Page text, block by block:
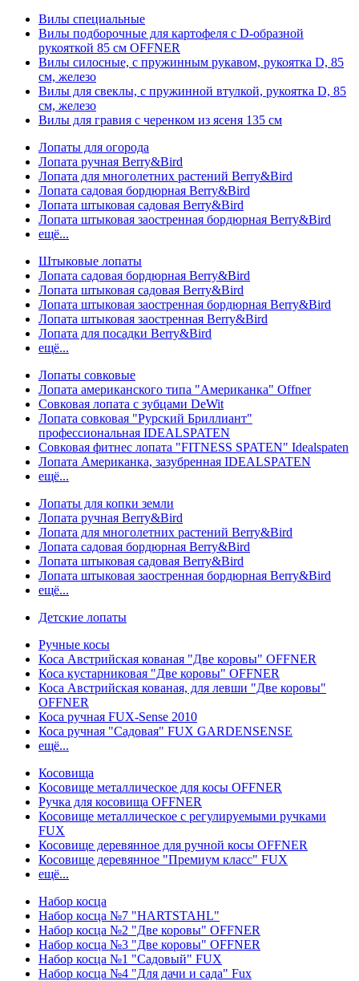
Вилы специальные
Вилы подборочные для картофеля с D-образной
рукояткой 85 см OFFNER
Вилы силосные, с пружинным рукавом, рукоятка D, 85
см, железо
Вилы для свеклы, с пружинной втулкой, рукоятка D, 85
см, железо
Вилы для гравия с черенком из ясеня 135 см
Лопаты для огорода
Лопата ручная Berry&Bird
Лопата для многолетних растений Berry&Bird
Лопата садовая бордюрная Berry&Bird
Лопата штыковая садовая Berry&Bird
Лопата штыковая заостренная бордюрная Berry&Bird
ещё...
Штыковые лопаты
Лопата садовая бордюрная Berry&Bird
Лопата штыковая садовая Berry&Bird
Лопата штыковая заостренная бордюрная Berry&Bird
Лопата штыковая заостренная Berry&Bird
Лопата для посадки Berry&Bird
ещё...
Лопаты совковые
Лопата американского типа "Американка" Offner
Совковая лопата с зубцами DeWit
Лопата совковая "Рурский Бриллиант"
профессиональная IDEALSPATEN
Совковая фитнес лопата "FITNESS SPATEN" Idealspaten
Лопата Американка, зазубренная IDEALSPATEN
ещё...
Лопаты для копки земли
Лопата ручная Berry&Bird
Лопата для многолетних растений Berry&Bird
Лопата садовая бордюрная Berry&Bird
Лопата штыковая садовая Berry&Bird
Лопата штыковая заостренная бордюрная Berry&Bird
ещё...
Детские лопаты
Ручные косы
Коса Австрийская кованая "Две коровы" OFFNER
Коса кустарниковая "Две коровы" OFFNER
Коса Австрийская кованая, для левши "Две коровы"
OFFNER
Коса ручная FUX-Sense 2010
Коса ручная "Садовая" FUX GARDENSENSE
ещё...
Косовища
Косовище металлическое для косы OFFNER
Ручка для косовища OFFNER
Косовище металлическое с регулируемыми ручками
FUX
Косовище деревянное для ручной косы OFFNER
Косовище деревянное "Премиум класс" FUX
ещё...
Набор косца
Набор косца №7 "HARTSTAHL"
Набор косца №2 "Две коровы" OFFNER
Набор косца №3 "Две коровы" OFFNER
Набор косца №1 "Садовый" FUX
Набор косца №4 "Для дачи и сада" Fux